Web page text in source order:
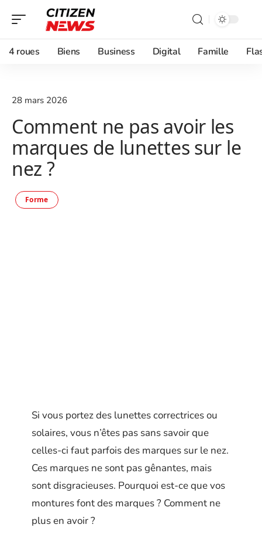
4 roues Biens Business Digital Famille
28 mars 2026
Comment ne pas avoir les
marques de lunettes sur le
nez ?
Forme
Si vous portez des lunettes correctrices ou
solaires, vous n’êtes pas sans savoir que
celles-ci faut parfois des marques sur le nez.
Ces marques ne sont pas gênantes, mais
sont disgracieuses. Pourquoi est-ce que vos
montures font des marques ? Comment ne
plus en avoir ?